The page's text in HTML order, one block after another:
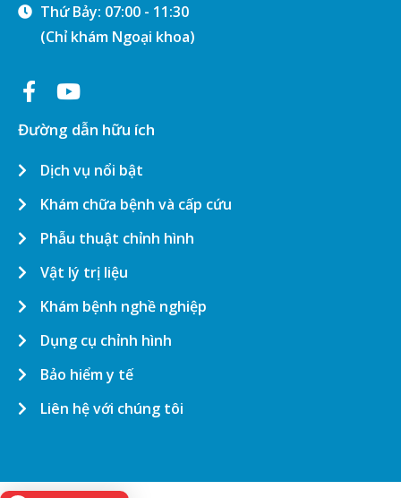
Thứ Bảy: 07:00 - 11:30
(Chỉ khám Ngoại khoa)
Đường dẫn hữu ích
Dịch vụ nổi bật
Khám chữa bệnh và cấp cứu
Phẫu thuật chỉnh hình
Vật lý trị liệu
Khám bệnh nghề nghiệp
Dụng cụ chỉnh hình
Bảo hiểm y tế
Liên hệ với chúng tôi